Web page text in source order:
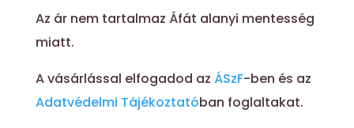
Az ár nem tartalmaz Áfát alanyi mentesség
miatt.
A vásárlással elfogadod az ÁSzF-ben és az
Adatvédelmi Tájékoztatóban foglaltakat.